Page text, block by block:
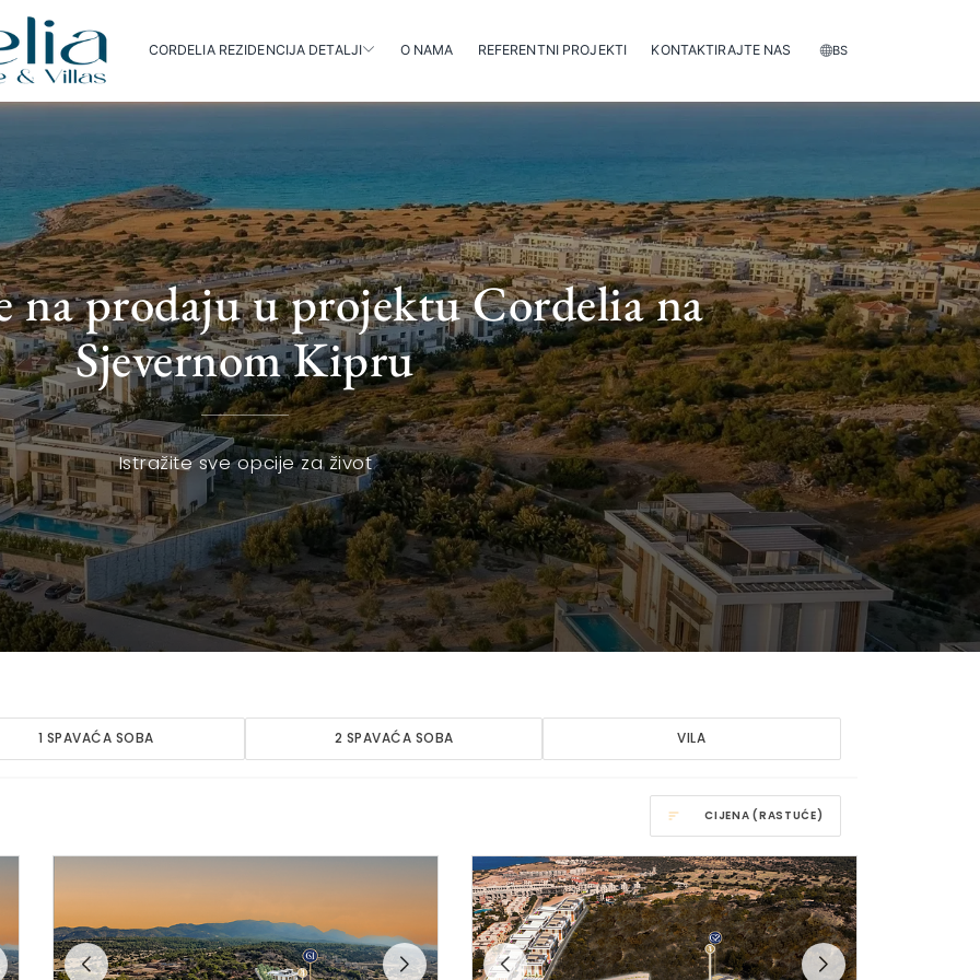
CORDELIA REZIDENCIJA DETALJI O NAMA REFERENTNI PROJEKTI KONTAKTIRAJTE NAS BS
na prodaju u projektu Cordelia na
Sjevernom Kipru
Istražite sve opcije za život
1 SPAVAĆA SOBA 2 SPAVAĆA SOBA VILA
CIJENA (RASTUĆE)